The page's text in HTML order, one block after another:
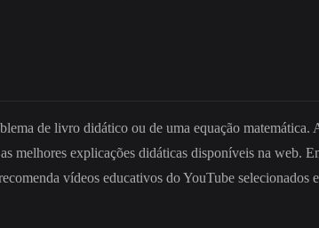
de livro didático ou de uma equação
melhores explicações didáticas disponíveis na web.
vídeos educativos do YouTube selecionados